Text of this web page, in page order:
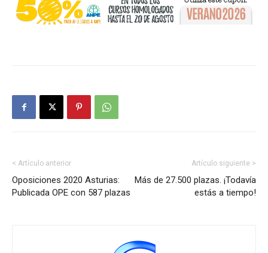
< Artículo anterior
Oposiciones 2020 Asturias:
Publicada OPE con 587 plazas
Artículo siguiente >
Más de 27.500 plazas. ¡Todavía
estás a tiempo!